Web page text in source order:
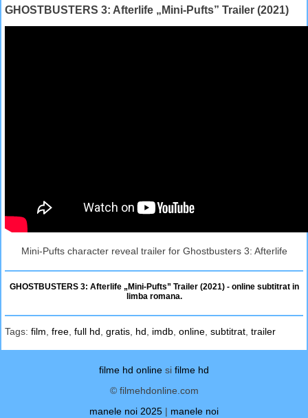
GHOSTBUSTERS 3: Afterlife „Mini-Pufts” Trailer (2021)
Mini-Pufts character reveal trailer for Ghostbusters 3: Afterlife
GHOSTBUSTERS 3: Afterlife „Mini-Pufts” Trailer (2021) - online subtitrat in
limba romana.
Tags: film free full hd gratis hd imdb online subtitrat trailer
filme hd online si filme hd
© filmehdonline.com
manele noi 2025 | manele noi